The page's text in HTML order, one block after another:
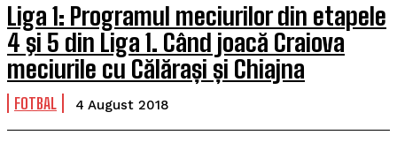
Liga 1: Programul meciurilor din etapele
4 şi 5 din Liga 1. Când joacă Craiova
meciurile cu Călărași și Chiajna
FOTBAL 4 August 2018